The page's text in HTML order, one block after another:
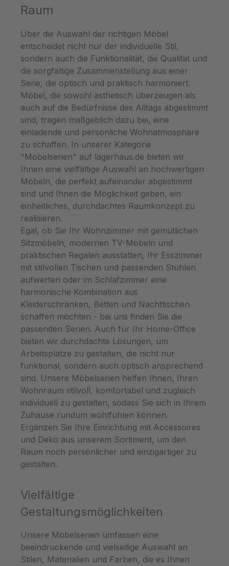
Office oder in einem professionellen
Produktivität steigern und eine Atmosphäre
von Stil und Klasse schaffen.Verleihen Sie
Ihrem Arbeitsbereich einen Hauch von
Naturverbundenheit und Modernität – mit
unserem Schreibtisch aus recyceltem
Teakholz. Ein Meisterwerk des Designs, das
nicht nur Ihre Liebe zur Kunst des
Einrichtens zeigt, sondern auch Ihre
bewusste Entscheidung für nachhaltige
Schönheit und Umweltfreundlichkeit
unterstreicht.
Ästhetik. Hergestellt aus sorgfältig
bewahrt sie die charakteristische Maserung
und Farbpalette des Holzes. Jeder Knoten
und jede Narbe erzählt von der
Vergangenheit und der Transformation in
ein zeitgemäßes Design.Die beiden U-
förmigen Füße aus schwarzem Metall sind
nicht nur Stützen, sondern auch ein
Statement des modernen Minimalismus. Sie
umrahmen die Konsole auf elegante Weise
und schaffen einen faszinierenden Kontrast
zum Teakholz.Diese Konsole geht über die
Funktion eines Möbelstücks hinaus – sie ist
eine Huldigung an die Natur und ein
Ausdruck von Stilbewusstsein. Ganz gleich,
ob im Eingangsbereich, im Wohnzimmer
oder in einem anderen Raum platziert, sie
wird immer die Blicke auf sich ziehen und
eine Aura von Raffinesse verbreiten.Geben
Sie Ihrem Raum eine subtile Mischung aus
Natürlichkeit und zeitgenössischem Design
– mit unserer Konsole aus recyceltem
Teakholz. Ein Meisterwerk des Designs, das
nicht nur Ihre Wertschätzung für Ästhetik
zeigt, sondern auch Ihre bewusste
Entscheidung für nachhaltige Eleganz und
Umweltfreundlichkeit unterstreicht.
Raum
Über die Auswahl der richtigen Möbel
entscheidet nicht nur der individuelle Stil,
sondern auch die Funktionalität, die Qualität und
die sorgfältige Zusammenstellung aus einer
Serie, die optisch und praktisch harmoniert.
Möbel, die sowohl ästhetisch überzeugen als
auch auf die Bedürfnisse des Alltags abgestimmt
sind, tragen maßgeblich dazu bei, eine
einladende und persönliche Wohnatmosphäre
zu schaffen. In unserer Kategorie
"Möbelserien" auf lagerhaus.de bieten wir
Ihnen eine vielfältige Auswahl an hochwertigen
Möbeln, die perfekt aufeinander abgestimmt
sind und Ihnen die Möglichkeit geben, ein
einheitliches, durchdachtes Raumkonzept zu
realisieren.
Egal, ob Sie Ihr Wohnzimmer mit gemütlichen
Sitzmöbeln, modernen TV-Möbeln und
praktischen Regalen ausstatten, Ihr Esszimmer
mit stilvollen Tischen und passenden Stühlen
aufwerten oder im Schlafzimmer eine
harmonische Kombination aus
Kleiderschränken, Betten und Nachttischen
schaffen möchten - bei uns finden Sie die
passenden Serien. Auch für Ihr Home-Office
bieten wir durchdachte Lösungen, um
Arbeitsplätze zu gestalten, die nicht nur
funktional, sondern auch optisch ansprechend
sind. Unsere Möbelserien helfen Ihnen, Ihren
Wohnraum stilvoll, komfortabel und zugleich
individuell zu gestalten, sodass Sie sich in Ihrem
Zuhause rundum wohlfühlen können.
Ergänzen Sie Ihre Einrichtung mit Accessoires
und Deko aus unserem Sortiment, um den
Raum noch persönlicher und einzigartiger zu
gestalten.
Vielfältige
Gestaltungsmöglichkeiten
Unsere Möbelserien umfassen eine
beeindruckende und vielseitige Auswahl an
Stilen, Materialien und Farben, die es Ihnen